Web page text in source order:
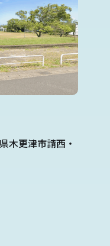
木更津市請西・